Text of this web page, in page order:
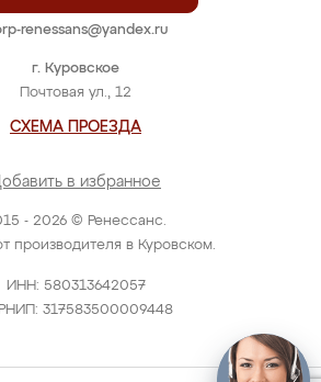
- 2026 © Ренессанс.
производителя в Куровском.
ИНН: 580313642057
317583500009448
г. Куровское
Почтовая ул., 12
СХЕМА ПРОЕЗДА
в избранное
renessans@yandex.ru